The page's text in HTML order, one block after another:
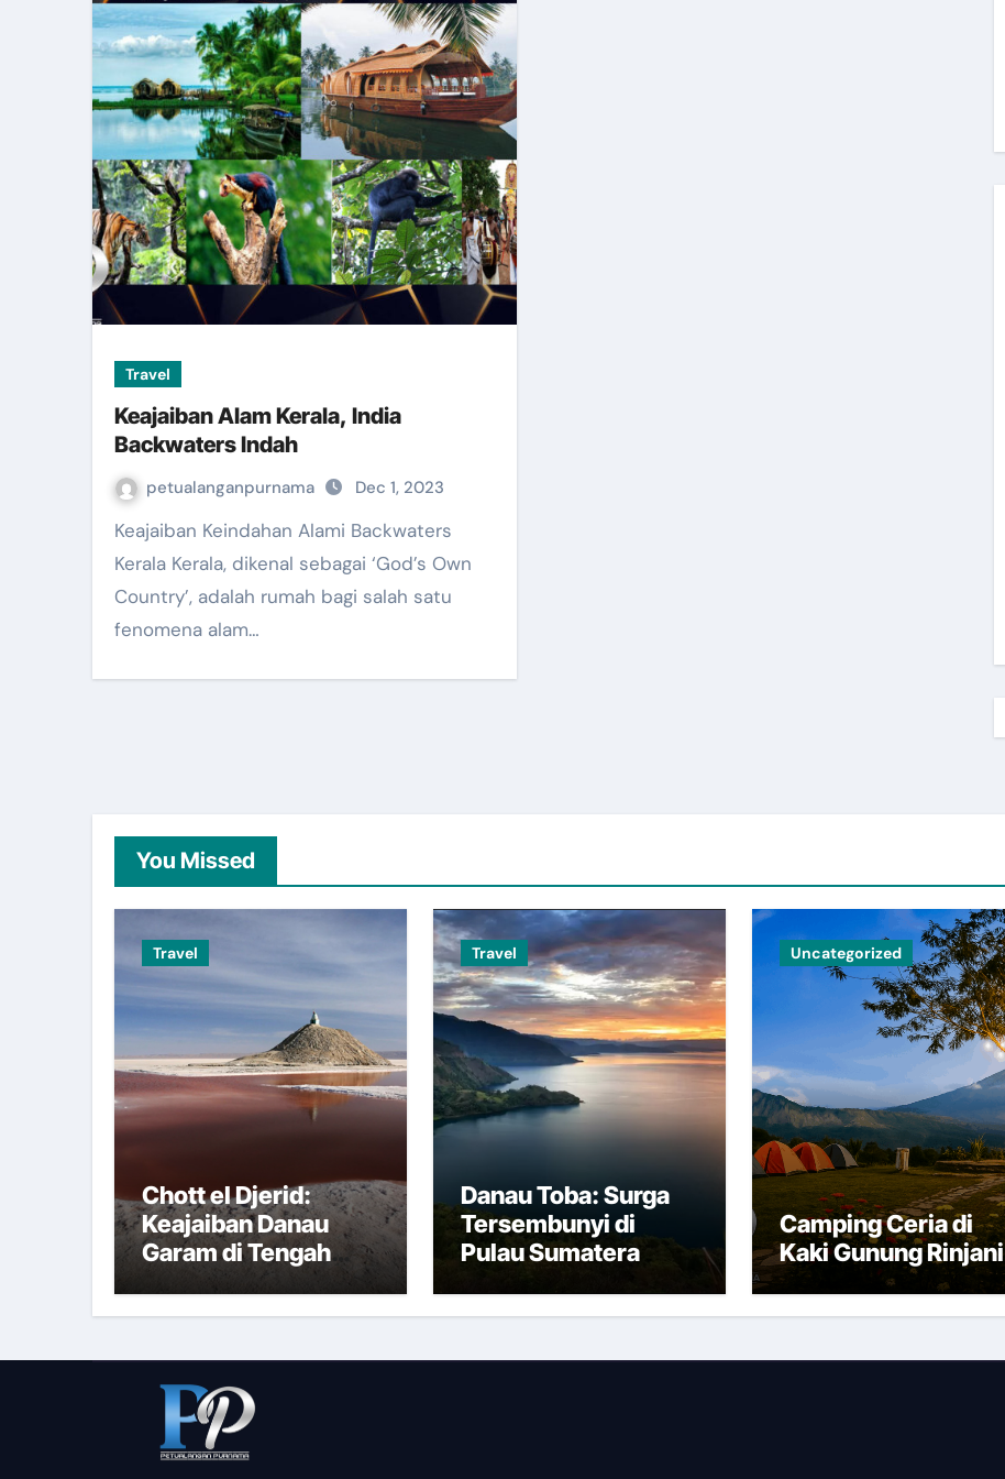
Travel
Keajaiban Alam Kerala, India
Backwaters Indah
petualanganpurnama Dec 1, 2023
Keajaiban Keindahan Alami Backwaters
Kerala Kerala, dikenal sebagai ‘God’s Own
Country’, adalah rumah bagi salah satu
fenomena alam…
You Missed
Travel
Chott el Djerid:
Keajaiban Danau
Garam di Tengah
Gurun Tunisia
Travel
Danau Toba: Surga
Tersembunyi di
Pulau Sumatera
Uncategorized
Camping Ceria di
Kaki Gunung Rinjani